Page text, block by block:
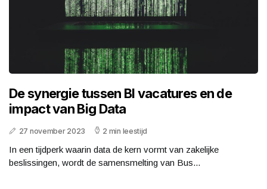
De synergie tussen BI vacatures en de
impact van Big Data
27 november 2023 2 min leestijd
In een tijdperk waarin data de kern vormt van zakelijke
beslissingen, wordt de samensmelting van Bus...